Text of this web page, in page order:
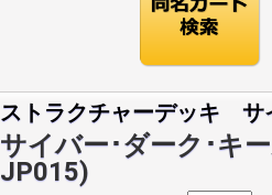
ストラクチャーデッキ サ
サイバー･ダーク･キ
JP015)